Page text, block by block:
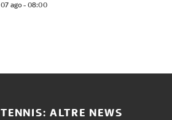
07 ago - 08:00
TENNIS: ALTRE NEWS